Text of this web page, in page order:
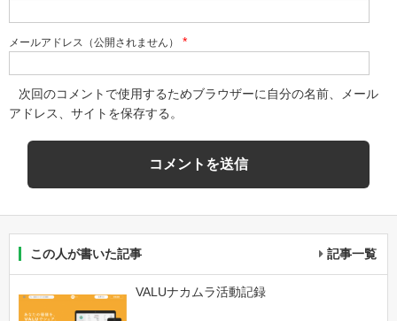
メールアドレス（公開されません） *
次回のコメントで使用するためブラウザーに自分の名前、メール
アドレス、サイトを保存する。
この人が書いた記事 記事一覧
VALUナカムラ活動記録